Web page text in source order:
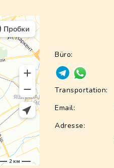
Büro:
Transportation:
Email:
Adresse: